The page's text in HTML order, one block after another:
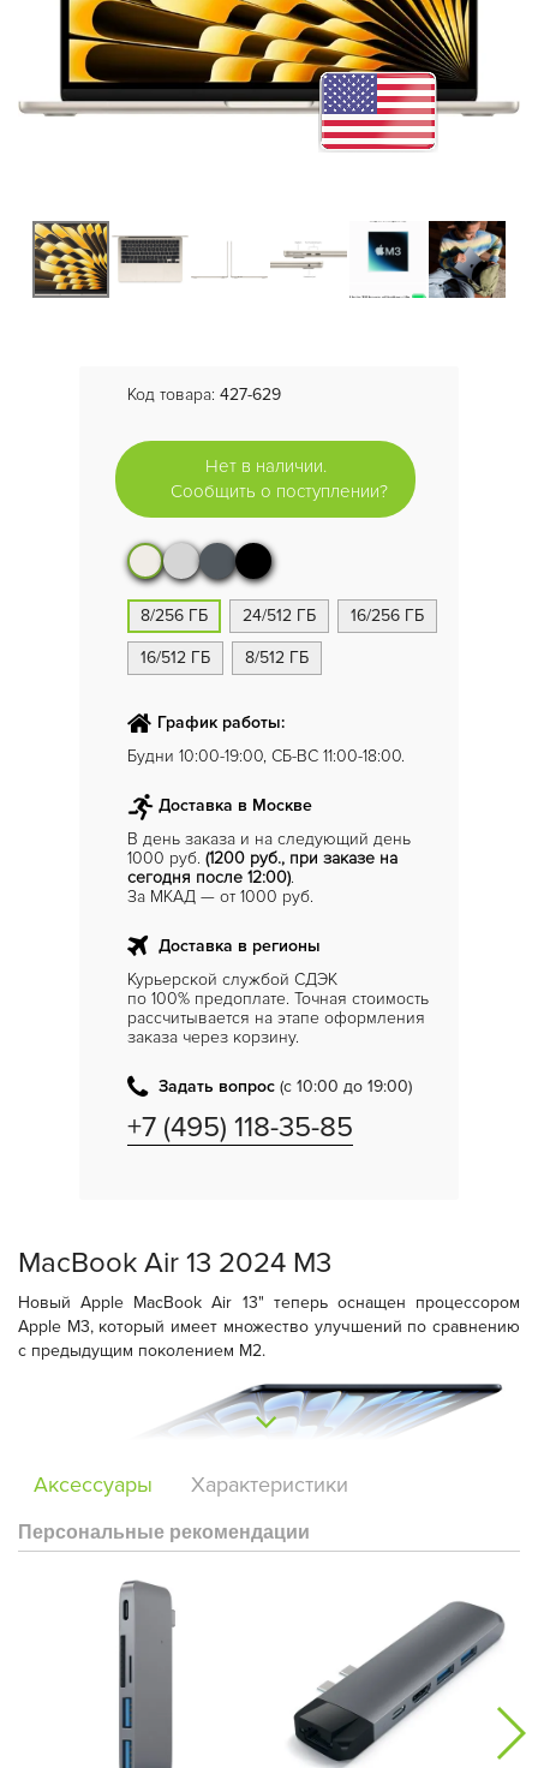
Код товара: 427-629
Нет в наличии.
Сообщить о поступлении?
8/256 ГБ 24/512 ГБ 16/256 ГБ
16/512 ГБ 8/512 ГБ
График работы:
Будни 10:00-19:00, СБ-ВС 11:00-18:00.
Доставка в Москве
В день заказа и на следующий день
1000 руб. (1200 руб., при заказе на
сегодня после 12:00).
За МКАД — от 1000 руб.
Доставка в регионы
Курьерской службой СДЭК
по 100% предоплате. Точная стоимость
рассчитывается на этапе оформления
заказа через корзину.
Задать вопрос (с 10:00 до 19:00)
+7 (495) 118-35-85
MacBook Air 13 2024 M3
Новый Apple MacBook Air 13" теперь оснащен процессором
Apple M3, который имеет множество улучшений по сравнению
с предыдущим поколением M2.
Процессор
Построенный на технологии 3 нм, восьмиядерный чип M3
комбинируется с восьмиядерной GPU (и десятиядерной GPU в
Аксессуары Характеристики
Персональные рекомендации